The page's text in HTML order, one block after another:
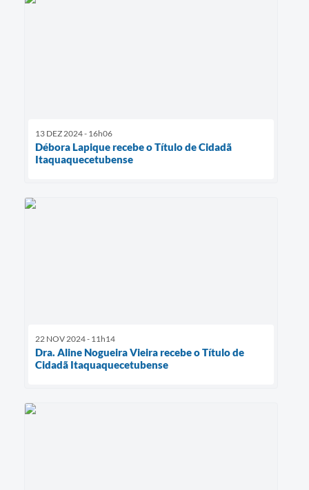
13 DEZ 2024 - 16h06
Débora Lapique recebe o Título de Cidadã
Itaquaquecetubense
22 NOV 2024 - 11h14
Dra. Aline Nogueira Vieira recebe o Título de
Cidadã Itaquaquecetubense